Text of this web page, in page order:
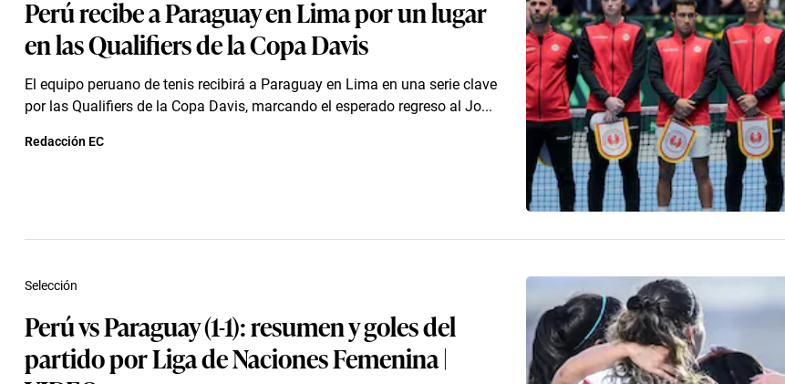
Perú recibe a Paraguay en Lima por un lugar
en las Qualifiers de la Copa Davis
El equipo peruano de tenis recibirá a Paraguay en Lima en una serie clave
por las Qualifiers de la Copa Davis, marcando el esperado regreso al Jo...
Redacción EC
Perú vs Paraguay (1-1): resumen y goles del
partido por Liga de Naciones Femenina |
Selección